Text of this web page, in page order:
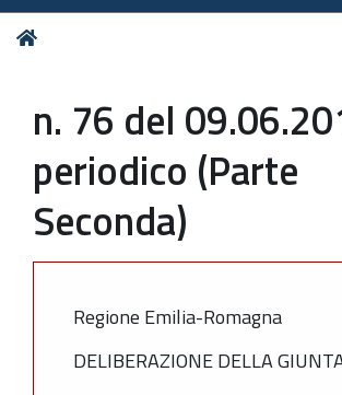
Tu
n. 76 del
periodico (Parte
Seconda)
Regione Emilia-Romagna
DELIBERAZIONE DELLA